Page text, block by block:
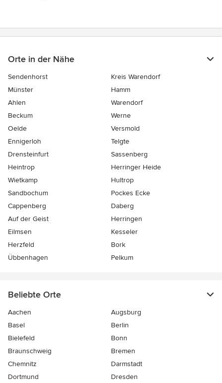
Orte in der Nähe
Sendenhorst
Kreis Warendorf
Münster
Hamm
Ahlen
Warendorf
Beckum
Werne
Oelde
Versmold
Ennigerloh
Telgte
Drensteinfurt
Sassenberg
Heintrop
Herringer Heide
Wietkamp
Hultrop
Sandbochum
Pockes Ecke
Cappenberg
Daberg
Auf der Geist
Herringen
Eilmsen
Kesseler
Herzfeld
Bork
Übbenhagen
Pelkum
Beliebte Orte
Aachen
Augsburg
Basel
Berlin
Bielefeld
Bonn
Braunschweig
Bremen
Chemnitz
Darmstadt
Dortmund
Dresden